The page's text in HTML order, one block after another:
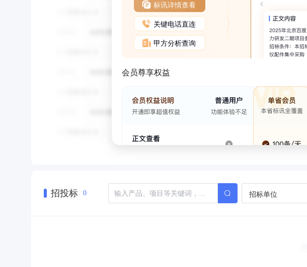
标讯详情查看
关键电话直连
甲方分析查询
会员尊享权益
招投标 0 招标单位